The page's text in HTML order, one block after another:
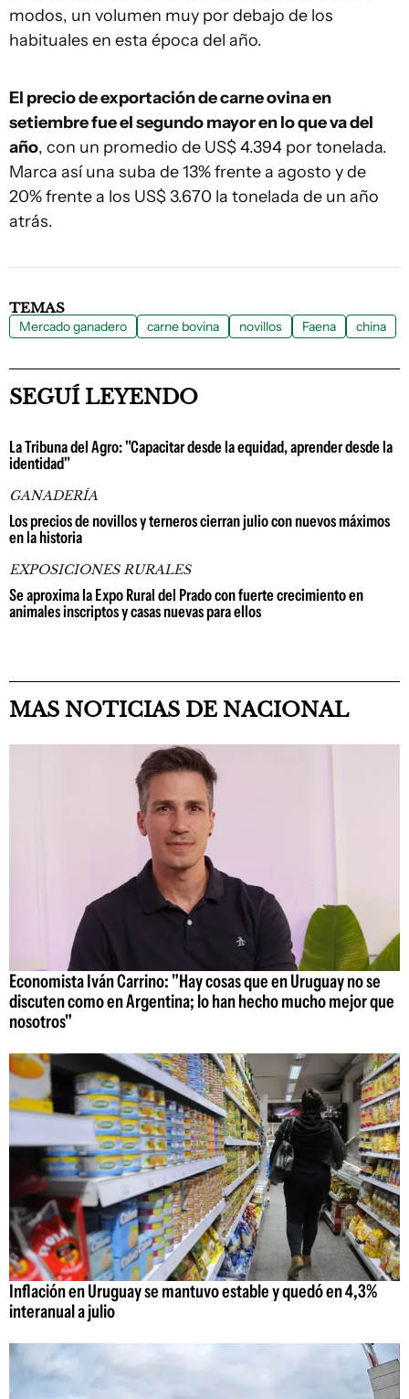
modos, un volumen muy por debajo de los
habituales en esta época del año.
El precio de exportación de carne ovina en
setiembre fue el segundo mayor en lo que va del
año, con un promedio de US$ 4.394 por tonelada.
Marca así una suba de 13% frente a agosto y de
20% frente a los US$ 3.670 la tonelada de un año
atrás.
TEMAS
Mercado ganadero carne bovina novillos Faena china
SEGUÍ LEYENDO
La Tribuna del Agro: "Capacitar desde la equidad, aprender desde la
identidad"
GANADERÍA
Los precios de novillos y terneros cierran julio con nuevos máximos
en la historia
EXPOSICIONES RURALES
Se aproxima la Expo Rural del Prado con fuerte crecimiento en
animales inscriptos y casas nuevas para ellos
MAS NOTICIAS DE NACIONAL
Economista Iván Carrino: "Hay cosas que en Uruguay no se
discuten como en Argentina; lo han hecho mucho mejor que
nosotros"
Inflación en Uruguay se mantuvo estable y quedó en 4,3%
interanual a julio